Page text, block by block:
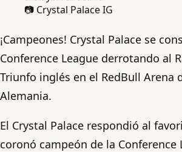
📷 Crystal Palace IG
¡Campeones! Crystal Palace se
Conference League derrotando al
Triunfo inglés en el RedBull Arena
Alemania.
El Crystal Palace respondió al
coronó campeón de la Conference